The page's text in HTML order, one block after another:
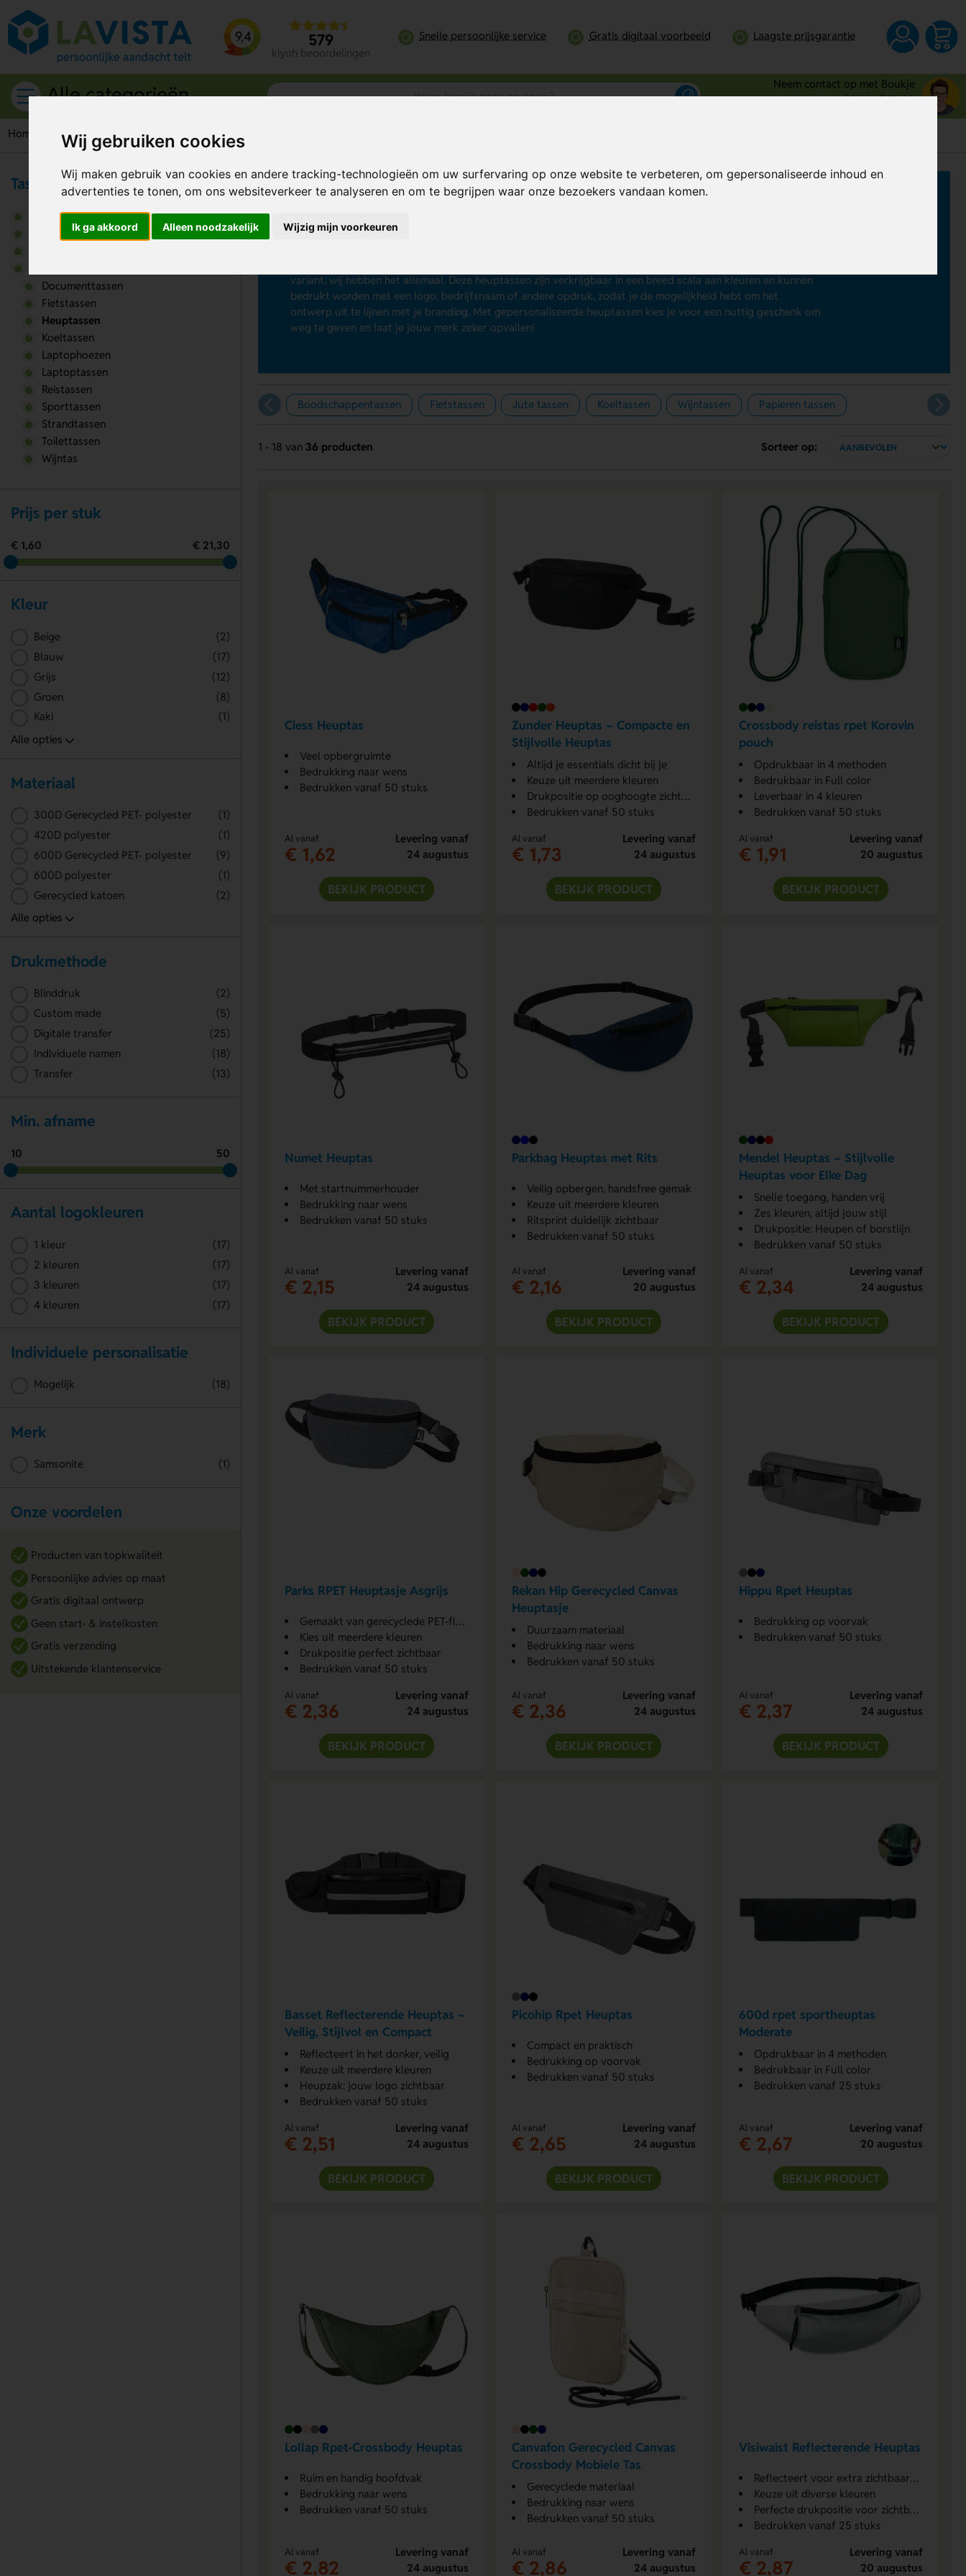
Wij gebruiken cookies
Wij maken gebruik van cookies en andere tracking-technologieën om uw surfervaring op onze website te verbeteren, om gepersonaliseerde inhoud en
advertenties te tonen, om ons websiteverkeer te analyseren en om te begrijpen waar onze bezoekers vandaan komen.
Ik ga akkoord Alleen noodzakelijk Wijzig mijn voorkeuren
9,4 579
kiyoh beoordelingen
Snelle persoonlijke service Gratis digitaal voorbeeld Laagste prijsgarantie
Alle categorieën
Neem contact op met Boukje
0344 - 745109
Home Tassen Heuptassen
Heuptassen bedrukken
Op zoek naar een praktisch en stijlvol accessoire voor je relaties? Laat dan
variant, wij hebben het allemaal. Deze heuptassen zijn verkrijgbaar in een breed scala aan kleuren en kunnen
bedrukt worden met een logo, bedrijfsnaam of andere opdruk, zodat je de mogelijkheid hebt om het
ontwerp uit te lijnen met je branding. Met gepersonaliseerde heuptassen kies je voor een nuttig geschenk om
weg te geven en laat je jouw merk zeker opvallen!
Boodschappentassen Fietstassen Jute tassen Koeltassen Wijntassen Papieren tassen
1 - 18 van 36 producten Sorteer op:
Ciess Heuptas
Veel opbergruimte
Bedrukking naar wens
Bedrukken vanaf 50 stuks
Al vanaf
€ 1,62
Levering vanaf
24 augustus
BEKIJK PRODUCT
Zunder Heuptas – Compacte en
Stijlvolle Heuptas
Altijd je essentials dicht bij je
Keuze uit meerdere kleuren
Drukpositie op ooghoogte zichtbaar
Bedrukken vanaf 50 stuks
Al vanaf
€ 1,73
Levering vanaf
24 augustus
BEKIJK PRODUCT
Crossbody reistas rpet Korovin
pouch
Opdrukbaar in 4 methoden
Bedrukbaar in Full color
Leverbaar in 4 kleuren
Bedrukken vanaf 50 stuks
Al vanaf
€ 1,91
Levering vanaf
20 augustus
BEKIJK PRODUCT
Numet Heuptas
Met startnummerhouder
Bedrukking naar wens
Bedrukken vanaf 50 stuks
Al vanaf
€ 2,15
Levering vanaf
24 augustus
BEKIJK PRODUCT
Parkbag Heuptas met Rits
Veilig opbergen, handsfree gemak
Keuze uit meerdere kleuren
Ritsprint duidelijk zichtbaar
Bedrukken vanaf 50 stuks
Al vanaf
€ 2,16
Levering vanaf
20 augustus
BEKIJK PRODUCT
Mendel Heuptas – Stijlvolle
Heuptas voor Elke Dag
Snelle toegang, handen vrij
Zes kleuren, altijd jouw stijl
Drukpositie: Heupen of borstlijn
Bedrukken vanaf 50 stuks
Al vanaf
€ 2,34
Levering vanaf
24 augustus
BEKIJK PRODUCT
Parks RPET Heuptasje Asgrijs
Gemaakt van gerecyclede PET-flesjes
Kies uit meerdere kleuren
Drukpositie perfect zichtbaar
Bedrukken vanaf 50 stuks
Al vanaf
€ 2,36
Levering vanaf
24 augustus
BEKIJK PRODUCT
Rekan Hip Gerecycled Canvas
Heuptasje
Duurzaam materiaal
Bedrukking naar wens
Bedrukken vanaf 50 stuks
Al vanaf
€ 2,36
Levering vanaf
24 augustus
BEKIJK PRODUCT
Hippu Rpet Heuptas
Bedrukking op voorvak
Bedrukken vanaf 50 stuks
Al vanaf
€ 2,37
Levering vanaf
24 augustus
BEKIJK PRODUCT
Basset Reflecterende Heuptas –
Veilig, Stijlvol en Compact
Reflecteert in het donker, veilig
Keuze uit meerdere kleuren
Heupzak: jouw logo zichtbaar
Bedrukken vanaf 50 stuks
Al vanaf
€ 2,51
Levering vanaf
24 augustus
BEKIJK PRODUCT
Picohip Rpet Heuptas
Compact en praktisch
Bedrukking op voorvak
Bedrukken vanaf 50 stuks
Al vanaf
€ 2,65
Levering vanaf
24 augustus
BEKIJK PRODUCT
600d rpet sportheuptas
Moderate
Opdrukbaar in 4 methoden
Bedrukbaar in Full color
Bedrukken vanaf 25 stuks
Al vanaf
€ 2,67
Levering vanaf
20 augustus
BEKIJK PRODUCT
Lollap Rpet-Crossbody Heuptas
Ruim en handig hoofdvak
Bedrukking naar wens
Bedrukken vanaf 50 stuks
Al vanaf
€ 2,82
Levering vanaf
24 augustus
Canvafon Gerecycled Canvas
Crossbody Mobiele Tas
Gerecyclede materiaal
Bedrukking naar wens
Bedrukken vanaf 50 stuks
Al vanaf
€ 2,86
Levering vanaf
24 augustus
Visiwaist Reflecterende Heuptas
Reflecteert voor extra zichtbaarheid
Keuze uit diverse kleuren
Perfecte drukpositie voor zichtbaarheid
Bedrukken vanaf 25 stuks
Al vanaf
€ 2,87
Levering vanaf
20 augustus
Tassen & Rugzakken
Draagtassen
Per materiaal
Documenttassen
Fietstassen
Heuptassen
Koeltassen
Laptophoezen
Laptoptassen
Reistassen
Sporttassen
Strandtassen
Toilettassen
Wijntas
Prijs per stuk
€ 1,60 € 21,30
Kleur
Beige
(2)
Blauw
(17)
Grijs
(12)
Groen
(8)
Kaki
(1)
Materiaal
300D Gerecycled PET- polyester
(1)
420D polyester
(1)
600D Gerecycled PET- polyester
(9)
600D polyester
(1)
Gerecycled katoen
(2)
Drukmethode
Blinddruk
(2)
Custom made
(5)
Digitale transfer
(25)
Individuele namen
(18)
Transfer
(13)
Min. afname
10 50
Aantal logokleuren
1 kleur
(17)
2 kleuren
(17)
3 kleuren
(17)
4 kleuren
(17)
Individuele personalisatie
Mogelijk (18)
Merk
Samsonite (1)
Onze voordelen
Producten van topkwaliteit
Persoonlijke advies op maat
Gratis digitaal ontwerp
Geen start- & instelkosten
Gratis verzending
Uitstekende klantenservice